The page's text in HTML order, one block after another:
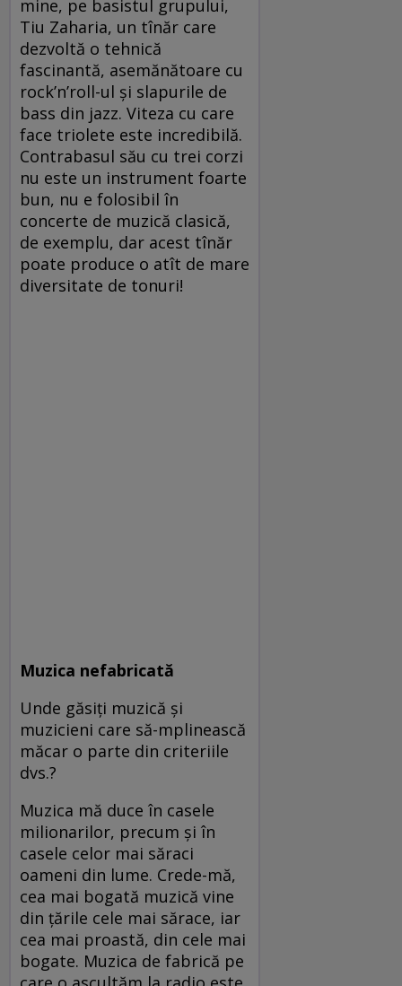
mine, pe basistul grupului,
Tiu Zaharia, un tînăr care
dezvoltă o tehnică
fascinantă, asemănătoare cu
rock’n’roll-ul şi slapurile de
bass din jazz. Viteza cu care
face triolete este incredibilă.
Contrabasul său cu trei corzi
nu este un instrument foarte
bun, nu e folosibil în
concerte de muzică clasică,
de exemplu, dar acest tînăr
poate produce o atît de mare
diversitate de tonuri!
Muzica nefabricată
Unde găsiţi muzică şi
muzicieni care să-mplinească
măcar o parte din criteriile
dvs.?
Muzica mă duce în casele
milionarilor, precum şi în
casele celor mai săraci
oameni din lume. Crede-mă,
cea mai bogată muzică vine
din ţările cele mai sărace, iar
cea mai proastă, din cele mai
bogate. Muzica de fabrică pe